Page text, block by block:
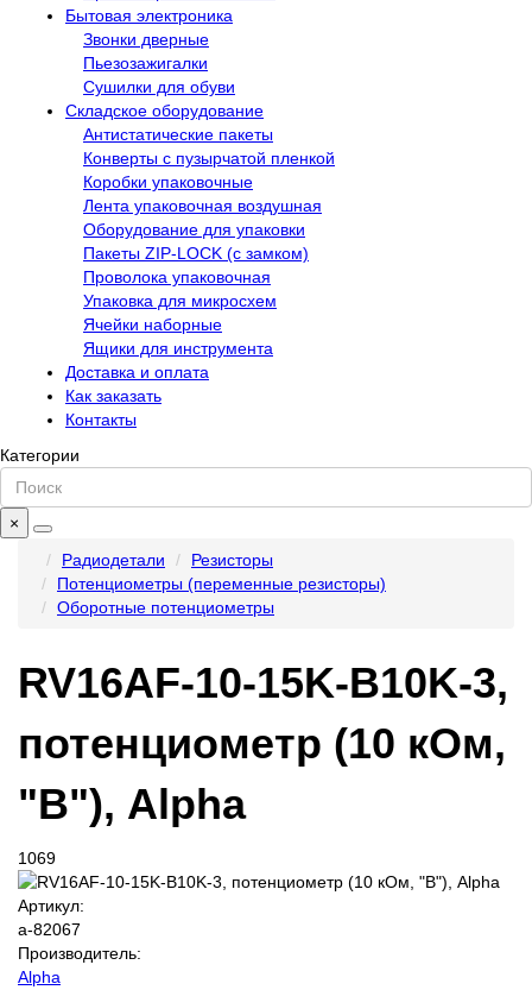
Бытовая электроника
Звонки дверные
Пьезозажигалки
Сушилки для обуви
Складское оборудование
Антистатические пакеты
Конверты с пузырчатой пленкой
Коробки упаковочные
Лента упаковочная воздушная
Оборудование для упаковки
Пакеты ZIP-LOCK (с замком)
Проволока упаковочная
Упаковка для микросхем
Ячейки наборные
Ящики для инструмента
Доставка и оплата
Как заказать
Контакты
Категории
×
Радиодетали
Резисторы
Потенциометры (переменные резисторы)
Оборотные потенциометры
RV16AF-10-15K-B10K-3,
потенциометр (10 кОм,
"B"), Alpha
1069
Артикул:
a-82067
Производитель:
Alpha